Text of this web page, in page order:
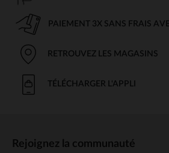
PAIEMENT 3X SANS FRAIS
RETROUVEZ LES MAGASINS
TÉLÉCHARGER L'APPLI
Rejoignez la communauté